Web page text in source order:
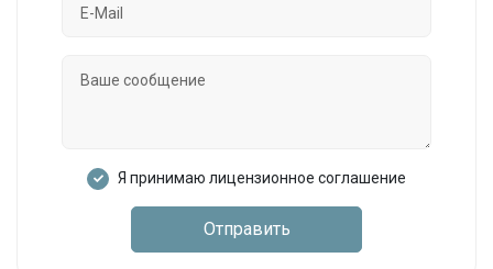
Я принимаю лицензионное соглашение
Отправить